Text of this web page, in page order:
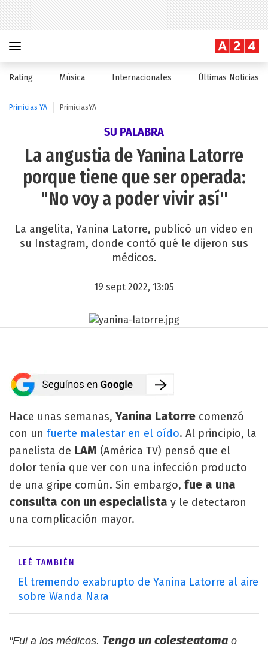
Rating Música Internacionales Últimas Noticias
Primicias YA PrimiciasYA
SU PALABRA
La angustia de Yanina Latorre
porque tiene que ser operada:
"No voy a poder vivir así"
La angelita, Yanina Latorre, publicó un video en
su Instagram, donde contó qué le dijeron sus
médicos.
19 sept 2022, 13:05
Hace unas semanas,Yanina Latorre comenzó
con un fuerte malestar en el oído. Al principio, la
panelista de LAM (América TV) pensó que el
dolor tenía que ver con una infección producto
de una gripe común. Sin embargo, fue a una
consulta con un especialista y le detectaron
una complicación mayor.
LEÉ TAMBIÉN
El tremendo exabrupto de Yanina Latorre al aire
sobre Wanda Nara
"Fui a los médicos. Tengo un colesteatoma o